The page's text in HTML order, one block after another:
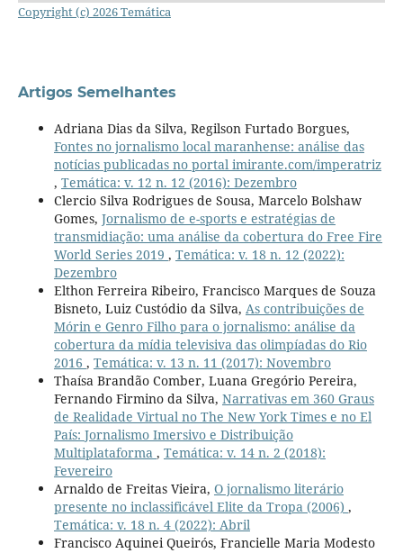
Copyright (c) 2026 Temática
Artigos Semelhantes
Adriana Dias da Silva, Regilson Furtado Borgues,
Fontes no jornalismo local maranhense: análise das
notícias publicadas no portal imirante.com/imperatriz
, Temática: v. 12 n. 12 (2016): Dezembro
Clercio Silva Rodrigues de Sousa, Marcelo Bolshaw
Gomes, Jornalismo de e-sports e estratégias de
transmidiação: uma análise da cobertura do Free Fire
World Series 2019 , Temática: v. 18 n. 12 (2022):
Dezembro
Elthon Ferreira Ribeiro, Francisco Marques de Souza
Bisneto, Luiz Custódio da Silva, As contribuições de
Mórin e Genro Filho para o jornalismo: análise da
cobertura da mídia televisiva das olimpíadas do Rio
2016 , Temática: v. 13 n. 11 (2017): Novembro
Thaísa Brandão Comber, Luana Gregório Pereira,
Fernando Firmino da Silva, Narrativas em 360 Graus
de Realidade Virtual no The New York Times e no El
País: Jornalismo Imersivo e Distribuição
Multiplataforma , Temática: v. 14 n. 2 (2018):
Fevereiro
Arnaldo de Freitas Vieira, O jornalismo literário
presente no inclassificável Elite da Tropa (2006) ,
Temática: v. 18 n. 4 (2022): Abril
Francisco Aquinei Queirós, Francielle Maria Modesto